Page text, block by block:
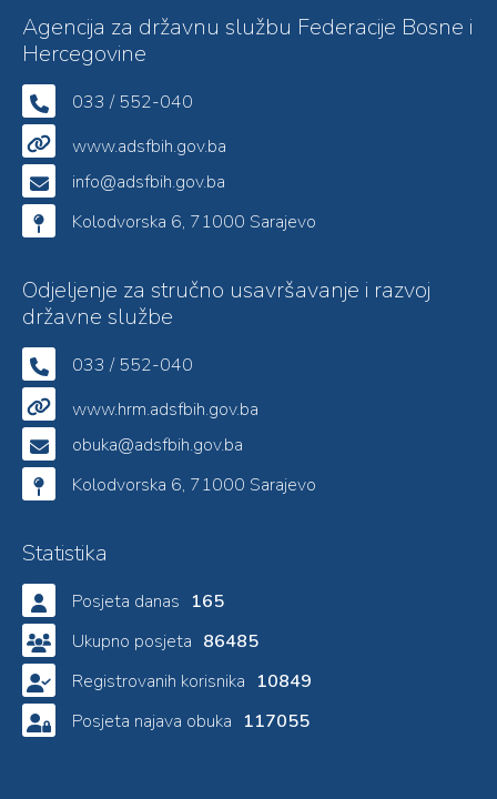
Agencija za državnu službu Federacije Bosne i
Hercegovine
033 / 552-040
www.adsfbih.gov.ba
info@adsfbih.gov.ba
Kolodvorska 6, 71000 Sarajevo
Odjeljenje za stručno usavršavanje i razvoj
državne službe
033 / 552-040
www.hrm.adsfbih.gov.ba
obuka@adsfbih.gov.ba
Kolodvorska 6, 71000 Sarajevo
Statistika
Posjeta danas 165
Ukupno posjeta 86485
Registrovanih korisnika 10849
Posjeta najava obuka 117055